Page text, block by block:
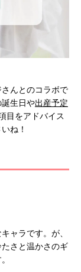
んとのコラボで
生日や出産予定
目をアドバイス
ね！
ャラです。が、
さと温かさのギ